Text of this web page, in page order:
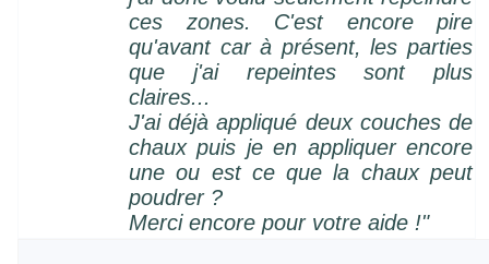
ces zones. C'est encore pire
qu'avant car à présent, les parties
que j'ai repeintes sont plus
claires...
J'ai déjà appliqué deux couches de
chaux puis je en appliquer encore
une ou est ce que la chaux peut
poudrer ?
Merci encore pour votre aide !"